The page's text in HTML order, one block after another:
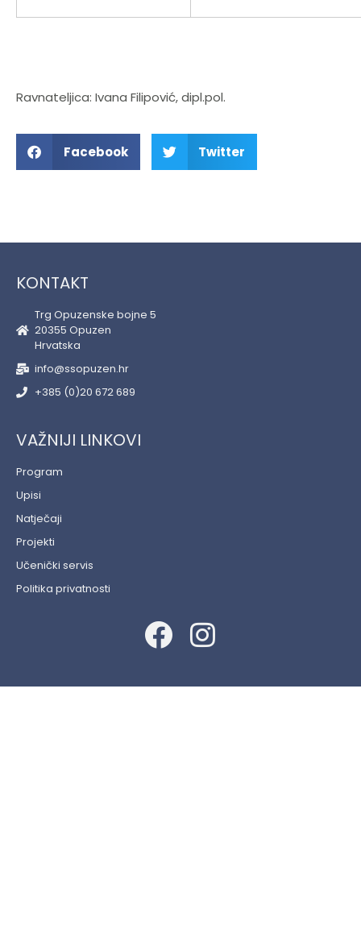
Ravnateljica: Ivana Filipović, dipl.pol.
Facebook Twitter
KONTAKT
Trg Opuzenske bojne 5
20355 Opuzen
Hrvatska
info@ssopuzen.hr
+385 (0)20 672 689
VAŽNIJI LINKOVI
Program
Upisi
Natječaji
Projekti
Učenički servis
Politika privatnosti